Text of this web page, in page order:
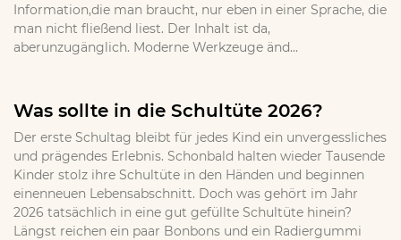
Information,die man braucht, nur eben in einer Sprache, die
man nicht fließend liest. Der Inhalt ist da,
aberunzugänglich. Moderne Werkzeuge änd...
Was sollte in die Schultüte 2026?
Der erste Schultag bleibt für jedes Kind ein unvergessliches
und prägendes Erlebnis. Schonbald halten wieder Tausende
Kinder stolz ihre Schultüte in den Händen und beginnen
einenneuen Lebensabschnitt. Doch was gehört im Jahr
2026 tatsächlich in eine gut gefüllte Schultüte hinein?
Längst reichen ein paar Bonbons und ein Radiergummi